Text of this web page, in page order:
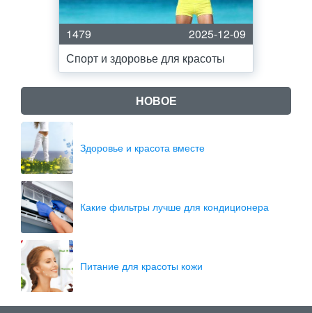
1479
2025-12-09
Спорт и здоровье для красоты
НОВОЕ
Здоровье и красота вместе
Какие фильтры лучше для кондиционера
Питание для красоты кожи